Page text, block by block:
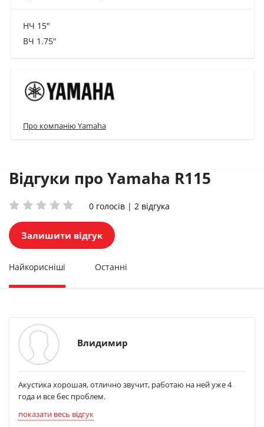
НЧ 15"
ВЧ 1.75"
Про компанію Yamaha
Відгуки про Yamaha R115
0 голосів | 2 відгука
Залишити відгук
Найкорисніші Останні
Влидимир
Акустика хорошая, отлично звучит, работаю на ней уже 4
года и все бес проблем.
показати весь відгук